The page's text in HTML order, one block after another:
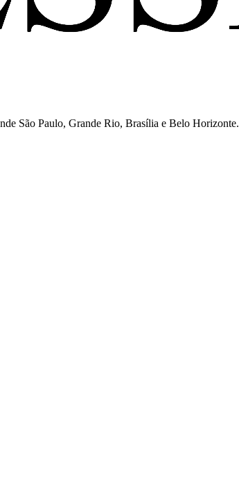
São Paulo, Grande Rio, Brasília e Belo Horizonte.